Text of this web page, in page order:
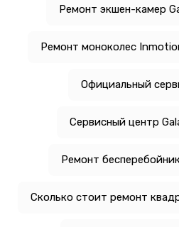
Ремонт экшен-камер
Ремонт моноколес
Официальный
Сервисный центр
Ремонт
Сколько стоит ремонт